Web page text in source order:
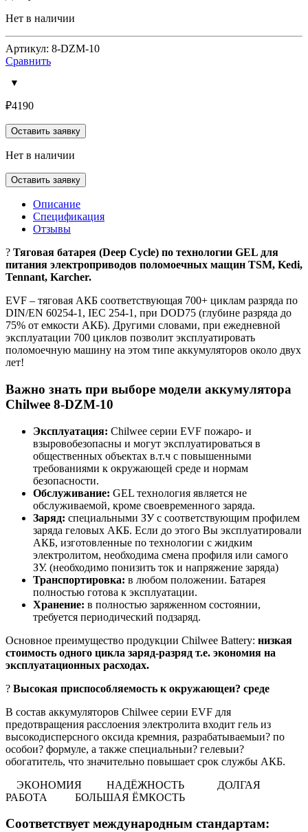
Нет в наличии
Артикул: 8-DZM-10
Сравнить
₽4190
Оставить заявку
Нет в наличии
Оставить заявку
Описание
Спецификация
Отзывы
? Тяговая батарея (Deep Cycle) по технологии GEL для
питания электроприводов поломоечных мащин TSM, Kedi,
Tennant, Karcher.
EVF – тяговая АКБ соответствующая 700+ циклам разряда по
DIN/EN 60254-1, IEC 254-1, при DOD75 (глубине разряда до
75% от емкости АКБ). Другими словами, при ежедневной
эксплуатации 700 циклов позволит эксплуатировать
поломоечную машину на этом типе аккумуляторов около двух
лет!
Важно знать при выборе модели аккумулятора
Chilwee 8-DZM-10
Эксплуатация: Chilwee серии EVF пожаро- и
взыровобезопасны и могут эксплуатироваться в
общественных объектах в.т.ч с повышенными
требованиями к окружающей среде и нормам
безопасности.
Обслуживание: GEL технология является не
обслуживаемой, кроме своевременного заряда.
Заряд: специальными ЗУ с соответствующим профилем
заряда геловых АКБ. Если до этого Вы эксплуатировали
АКБ, изготовленные по технологии с жидким
электролитом, необходима смена профиля или самого
ЗУ. (необходимо понизить ток и напряжение заряда)
Транспортировка: в любом положении. Батарея
полностью готова к эксплуатации.
Хранение: в полностью заряженном состоянии,
требуется периодический подзаряд.
Основное преимущество продукции Chilwee Battery: низкая
стоимость одного цикла заряд-разряд т.е. экономия на
эксплуатационных расходах.
? Высокая приспособляемость к окружающеи? среде
В состав аккумуляторов Chilwee серии EVF для
предотвращения расслоения электролита входит гель из
высокодисперсного оксида кремния, разрабатываемыи? по
особои? формуле, а также специальныи? гелевыи?
обогатитель, что значительно повышает срок службы АКБ.
ЭКОНОМИЯ
НАДЁЖНОСТЬ
ДОЛГАЯ
РАБОТА
БОЛЬШАЯ ЁМКОСТЬ
Соответствует международным стандартам: